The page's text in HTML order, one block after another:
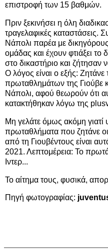
επιστροφή των 15 βαθμών.
Πριν ξεκινήσει η όλη
τραγελαφικές καταστάσεις.
Νάπολι παρέα με
ομάδας και έχουν φτιάξει το
στο δικαστήριο και
Ο λόγος είναι ο εξής:
πρωταθλημάτων της Γιούβε
Νάπολι, αφού θεωρούν ότι
κατακτήθηκαν λόγω της
Μη γελάτε όμως ακόμη γιατί
πρωταθλήματα που ζητάνε
από τη Γιουβέντους είναι
2021. Λεπτομέρεια: Το
Ιντερ...
Το αίτημα τους, φυσικά,
Πηγή φωτογραφίας: